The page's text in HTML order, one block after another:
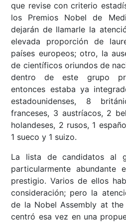
que revise con criterio
los Premios Nobel de
dejarán de llamarle la
elevada proporción de
países europeos; otro, la
de científicos oriundos de
dentro de este grupo
entonces estaba ya
estadounidenses, 8
franceses, 3 austríacos, 2
holandeses, 2 rusos, 1
1 sueco y 1 suizo.
La lista de candidatos al
particularmente abundante
prestigio. Varios de ellos
consideración; pero la
de la Nobel Assembly at the
centró esa vez en una